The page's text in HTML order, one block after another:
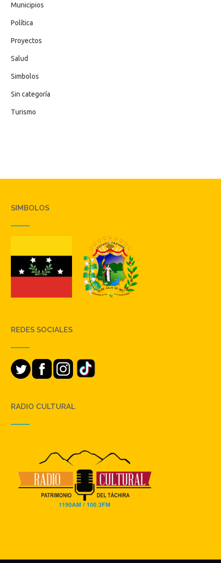
Municipios
Política
Proyectos
Salud
Simbolos
Sin categoría
Turismo
SIMBOLOS
REDES SOCIALES
RADIO CULTURAL